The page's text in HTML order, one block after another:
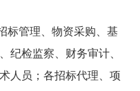
标管理、物资采购、基
纪检监察、财务审计、
人员；各招标代理、项